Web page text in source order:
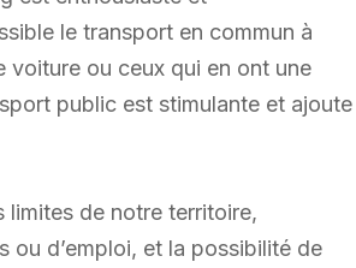
le transport en commun à
voiture ou ceux qui en ont une
public est stimulante et ajoute
limites de notre territoire,
ou d’emploi, et la possibilité de